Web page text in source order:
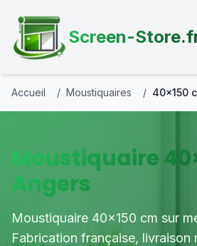
Screen-
Accueil / Moustiquaires / 40×150
Moustiquaire
Angers
Moustiquaire 40×150 cm sur
Fabrication française, livraison